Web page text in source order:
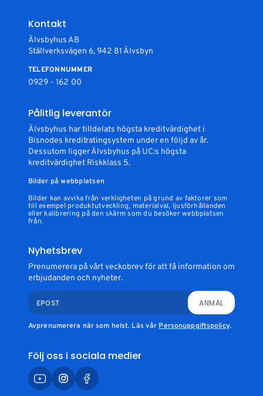
Kontakt
Älvsbyhus AB
Ställverksvägen 6, 942 81 Älvsbyn
TELEFONNUMMER
0929 - 162 00
Pålitlig leverantör
Älvsbyhus har tilldelats högsta kreditvärdighet i
Bisnodes kreditratingsystem under en följd av år.
Dessutom ligger Älvsbyhus på UC:s högsta
kreditvärdighet Riskklass 5.
Bilder på webbplatsen
Bilder kan avvika från verkligheten på grund av faktorer som
till exempel produktutveckling, materialval, ljusförhållanden
eller kalibrering på den skärm som du besöker webbplatsen
från.
Nyhetsbrev
Prenumerera på vårt veckobrev för att få information om
erbjudanden och nyheter.
EPOST ANMÄL
Avprenumerera när som helst. Läs vår Personuppgiftspolicy.
Följ oss i sociala medier